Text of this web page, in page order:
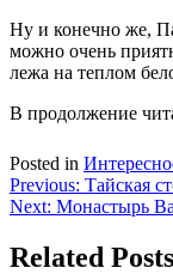
Ну и конечно же,
можно очень
лежа на теплом
В продолжение
Posted in
Навигация
по
записям
Previous: Тайская
Next: Монастырь
Related Posts